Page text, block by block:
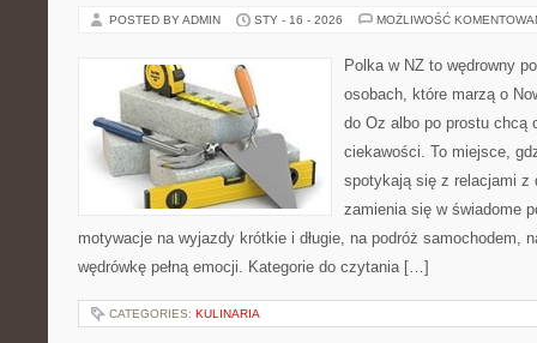
POSTED BY ADMIN STY - 16 - 2026 MOŻLIWOŚĆ
Polka w NZ to wędrowny
osobach, które marzą o
do Oz albo po prostu chcą
ciekawości. To miejsce,
spotykają się z relacjami z
zamienia się w świadome
motywacje na wyjazdy krótkie i długie, na podróż samochodem,
wędrówkę pełną emocji. Kategorie do czytania […]
CATEGORIES: KULINARIA